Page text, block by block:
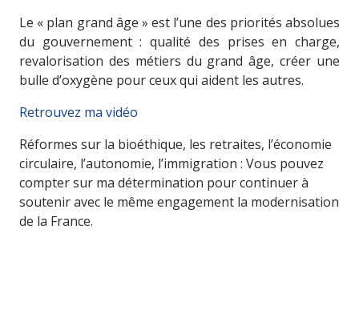
Le « plan grand âge » est l’une des priorités absolues
du gouvernement : qualité des prises en charge,
revalorisation des métiers du grand âge, créer une
bulle d’oxygène pour ceux qui aident les autres.
Retrouvez ma vidéo
Réformes sur la bioéthique, les retraites, l’économie
circulaire, l’autonomie, l’immigration : Vous pouvez
compter sur ma détermination pour continuer à
soutenir avec le même engagement la modernisation
de la France.